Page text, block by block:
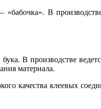
В
В производстве
материала.
качества клеевых